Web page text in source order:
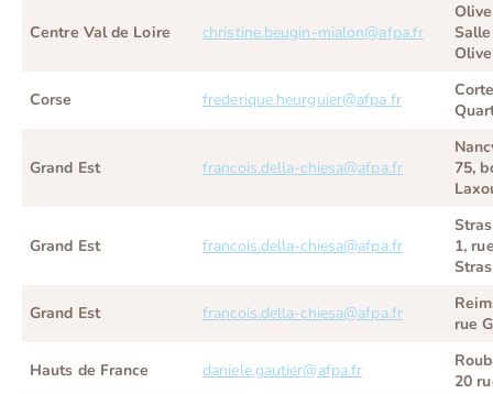
Centre Val de Loire christine.beugin-mialon@afpa.fr
Corse frederique.heurguier@afpa.fr
Grand Est francois.della-chiesa@afpa.fr
75,
Grand Est francois.della-chiesa@afpa.fr
1,
Grand Est francois.della-chiesa@afpa.fr
rue
Hauts de France daniele.gautier@afpa.fr
20